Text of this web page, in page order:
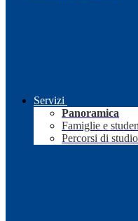
Servizi
Panoramica
Famiglie e
Percorsi di studio